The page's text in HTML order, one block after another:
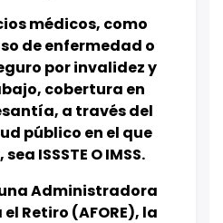
médicos, como
de enfermedad o
por invalidez y
cobertura en
a través del
público en el que
ISSSTE O IMSS.
Administradora
Retiro (AFORE), la